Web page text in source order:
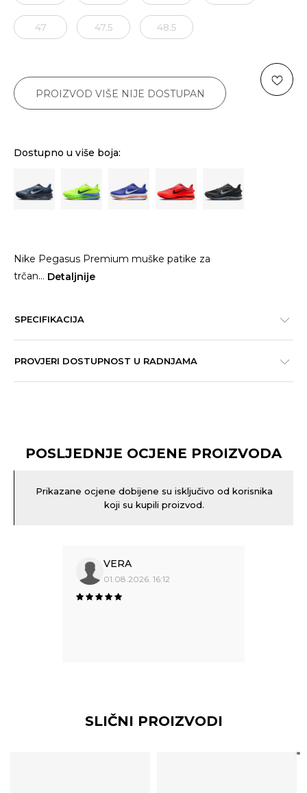
47 47.5 48.5
PROIZVOD VIŠE NIJE DOSTUPAN
Dostupno u više boja:
Nike Pegasus Premium muške patike za
trčan... Detaljnije
SPECIFIKACIJA
PROVJERI DOSTUPNOST U RADNJAMA
POSLJEDNJE OCJENE PROIZVODA
Prikazane ocjene dobijene su isključivo od korisnika
koji su kupili proizvod.
VERA
01.08.2026. 16:12
SLIČNI PROIZVODI